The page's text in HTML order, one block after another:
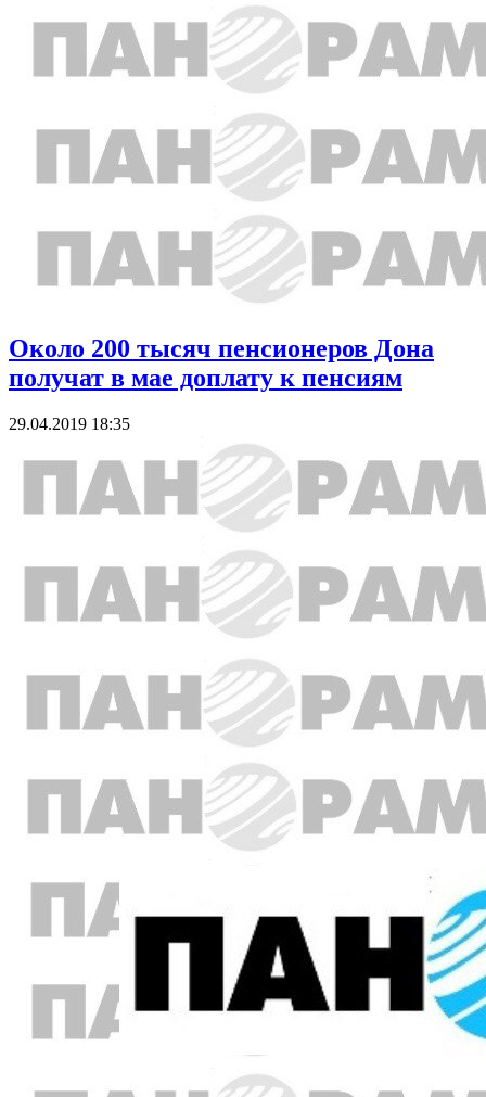
Около 200 тысяч пенсионеров Дона
получат в мае доплату к пенсиям
29.04.2019 18:35